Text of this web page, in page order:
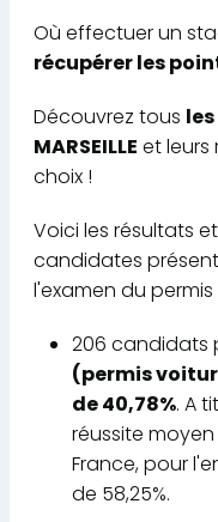
Où effectuer un
récupérer les
Découvrez tous
MARSEILLE et leurs
choix !
Voici les résultats
candidates
l'examen du
206 candidats
(permis
de 40,78%. A
réussite
France, pour
de 58,25%.